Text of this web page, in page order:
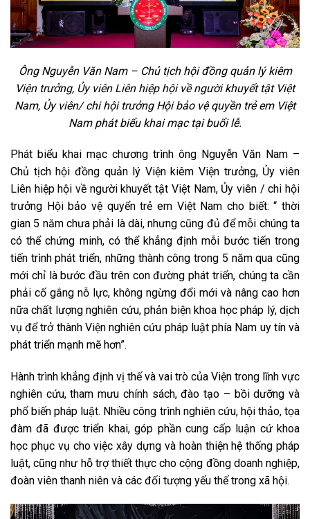
Ông Nguyễn Văn Nam – Chủ tịch hội đồng quản lý kiêm
Viện trưởng, Ủy viên Liên hiệp hội về người khuyết tật Việt
Nam, Ủy viên/ chi hội trưởng Hội bảo vệ quyền trẻ em Việt
Nam phát biểu khai mạc tại buổi lễ.
Phát biểu khai mạc chương trình ông Nguyễn Văn Nam –
Chủ tịch hội đồng quản lý Viện kiêm Viện trưởng, Ủy viên
Liên hiệp hội về người khuyết tật Việt Nam, Ủy viên / chi hội
trưởng Hội bảo vệ quyển trẻ em Việt Nam cho biết: “ thời
gian 5 năm chưa phải là dài, nhưng cũng đủ để mỗi chúng ta
có thể chứng minh, có thể khẳng định mỗi bước tiến trong
tiến trình phát triển, những thành công trong 5 năm qua cũng
mới chỉ là bước đầu trên con đường phát triển, chúng ta cần
phải cố gắng nỗ lực, không ngừng đổi mới và nâng cao hơn
nữa chất lượng nghiên cứu, phản biện khoa học pháp lý, dịch
vụ để trở thành Viện nghiên cứu pháp luật phía Nam uy tín và
phát triển mạnh mẽ hơn”.
Hành trình khẳng định vị thế và vai trò của Viện trong lĩnh vực
nghiên cứu, tham mưu chính sách, đào tạo – bồi dưỡng và
phổ biến pháp luật. Nhiều công trình nghiên cứu, hội thảo, tọa
đàm đã được triển khai, góp phần cung cấp luận cứ khoa
học phục vụ cho việc xây dựng và hoàn thiện hệ thống pháp
luật, cũng như hỗ trợ thiết thực cho cộng đồng doanh nghiệp,
đoàn viên thanh niên và các đối tượng yếu thế trong xã hội.